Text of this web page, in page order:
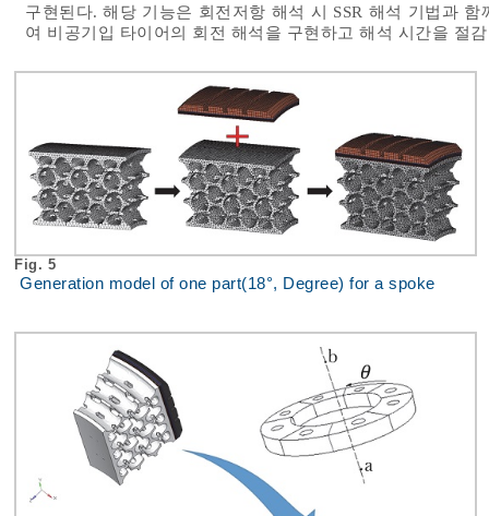
구현된다. 해당 기능은 회전저항 해석 시 SSR 해석 기법과
여 비공기입 타이어의 회전 해석을 구현하고 해석 시간을 절
Fig. 5
Generation model of one part(18°, Degree) for a spoke